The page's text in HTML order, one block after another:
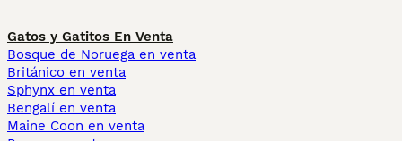
Gatos y Gatitos En Venta
Bosque de Noruega en venta
Británico en venta
Sphynx en venta
Bengalí en venta
Maine Coon en venta